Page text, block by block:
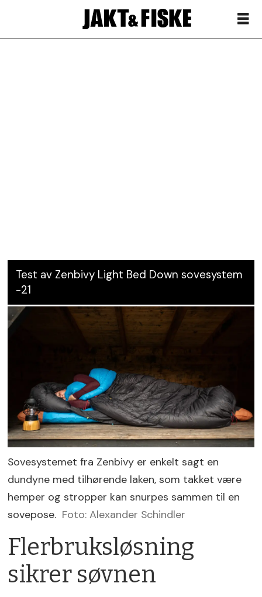
Test av Zenbivy Light Bed Down sovesystem
-21
Sovesystemet fra Zenbivy er enkelt sagt en
dundyne med tilhørende laken, som takket være
hemper og stropper kan snurpes sammen til en
sovepose. Foto: Alexander Schindler
Flerbruksløsning
sikrer søvnen